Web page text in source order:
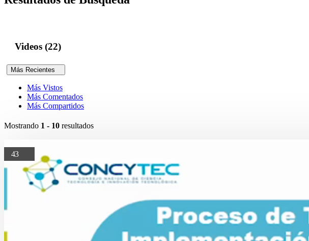
Videos (22)
Más Recientes
Más Vistos
Más Comentados
Más Compartidos
Mostrando 1 - 10 resultados
43